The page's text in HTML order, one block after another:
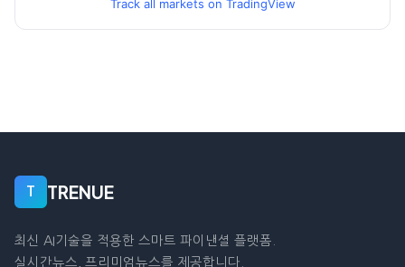
Track all markets on TradingView
T TRENUE
최신 AI기술을 적용한 스마트 파이낸셜 플랫폼.
실시간뉴스, 프리미엄뉴스를 제공합니다.